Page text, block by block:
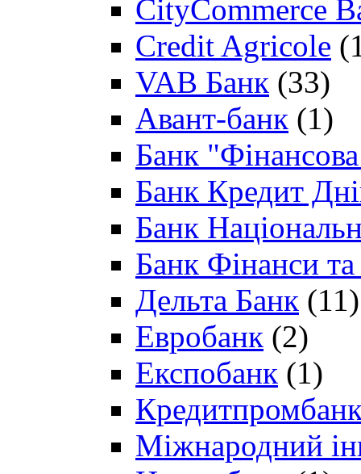
CityCommerce
Credit Agricole
VAB Банк (33)
Авант-банк (1)
Банк "Фінансова
Банк Кредит
Банк
Банк Фінанси
Дельта Банк (11)
Евробанк (2)
Експобанк (1)
Міжнародний